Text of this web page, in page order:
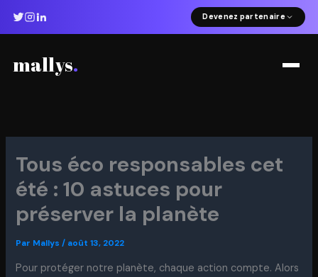
Devenez partenaire
mallys.
Tous éco responsables cet
été : 10 astuces pour
préserver la planète
Par Mallys/ août 13, 2022
Pour protéger notre planète, chaque action compte. Alors